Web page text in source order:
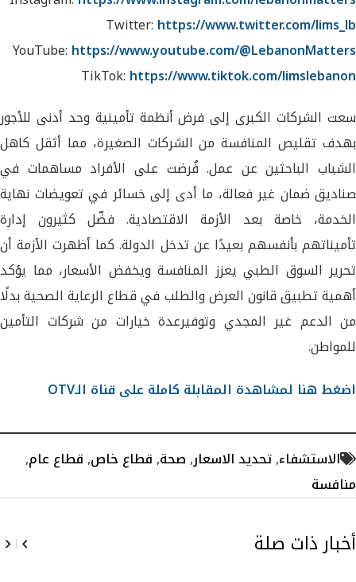
Twitter: https://www.twitter.com/lims_lb
YouTube: https://www.youtube.com/@LebanonMatters
TikTok: https://www.tiktok.com/limslebanon
سعت الشركات الكبرى إلى فرض أنظمة تأمينية وحد أدنى للأجور
بهدف تقليص المنافسة من الشركات الصغيرة، مما أثقل كاهل
الشباب الباحثين عن عمل. فُرضت على الأفراد مساهمات في
صناديق ضمان غير فعالة، ما أدى إلى خسائر في تعويضات نهاية
الخدمة، خاصة بعد الأزمة الاقتصادية. فضّل كثيرون إدارة
تأميناتهم بأنفسهم بعيدًا عن تدخل الدولة. كما أظهرت الأزمة أن
تحرير السوق الطبي يعزز المنافسة ويخفض الأسعار، مما يؤكد
أهمية تطبيق قانون العرض والطلب في قطاع الرعاية الصحية بدلًا
من الدعم غير المجدي وتوفيرعدة خيارات من شركات التأمين
للمواطن.
اضغط هنا لمشاهدة المقابلة كاملة على قناة الـOTV
الاستشفاء,تحديد الاسعار,صحة,قطاع خاص,قطاع عام,
منافسة
أخبار ذات صلة